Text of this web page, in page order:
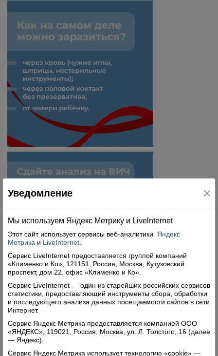
Поделиться
Комментарии (0)
Оставить комментарий
Уведомление
Мы используем Яндекс Метрику и Livelnternet
Этот сайт использует сервисы веб-аналитики
Яндекс
Метрика и LiveInternet
Сервис LiveInternet предоставляется группой компаний
«Клименко и Ко», 121151, Россия, Москва, Кутузовский
проспект, дом 22, офис «Клименко и Ко».
Сервис LiveInternet — один из старейших российских сервисов
статистики, предоставляющий инструменты сбора, обработки
и последующего анализа данных посещаемости сайтов в сети
Интернет.
Сервис Яндекс Метрика предоставляется компанией ООО
«ЯНДЕКС», 119021, Россия, Москва, ул. Л. Толстого, 16 (далее
— Яндекс).
Сервис Яндекс Метрика использует технологию «cookie» —